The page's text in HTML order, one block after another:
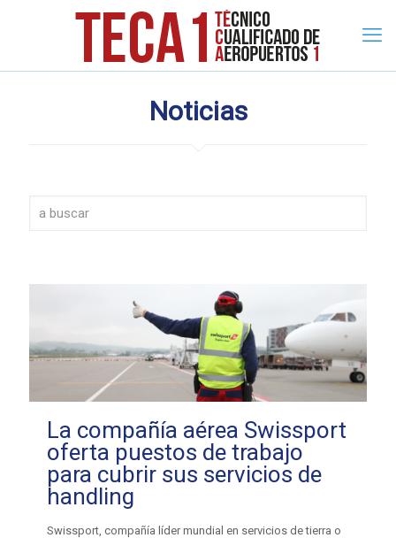
Noticias
La compañía aérea Swissport
oferta puestos de trabajo
para cubrir sus servicios de
handling
Swissport, compañía líder mundial en servicios de tierra o